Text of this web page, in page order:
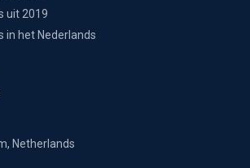
uit 2019
in het Nederlands
Netherlands